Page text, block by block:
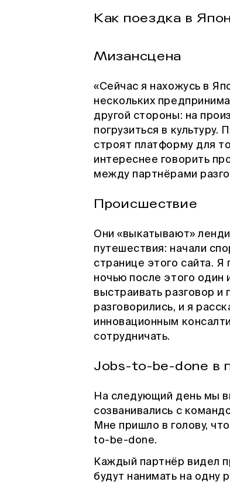
Как поездка в
Мизансцена
«Сейчас я нахожусь в
нескольких
другой стороны: на
погрузиться в
строят платформу для
интереснее говорить
между партнёрами
Происшествие
Они «выкатывают»
путешествия: начали
странице этого сайта. Я
ночью после этого один
выстраивать разговор и
разговорились, и я
инновационным
сотрудничать.
Jobs-to-be-done в
На следующий день мы
созванивались с
Мне пришло в голову,
to-be-done.
Каждый партнёр видел
будут нанимать на одну